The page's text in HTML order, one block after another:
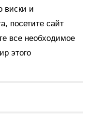
виски и
посетите сайт
все необходимое
этого